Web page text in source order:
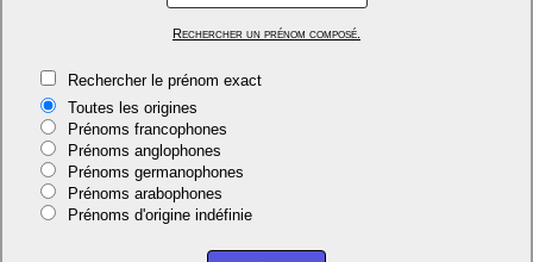
Rechercher un prénom composé.
Rechercher le prénom exact
Toutes les origines
Prénoms francophones
Prénoms anglophones
Prénoms germanophones
Prénoms arabophones
Prénoms d'origine indéfinie